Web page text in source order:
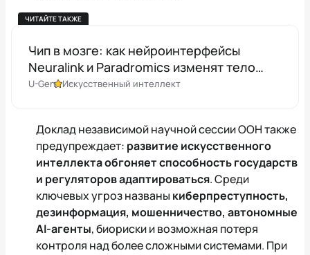
ЧИТАЙТЕ ТАКЖЕ
Чип в мозге: как нейроинтерфейсы
Neuralink и Paradromics изменят тело
человека
U-Gen Искусственный интеллект
Доклад независимой научной сессии ООН также
предупреждает: развитие искусственного
интеллекта обгоняет способность государств
и регуляторов адаптироваться. Среди
ключевых угроз названы киберпреступность,
дезинформация, мошенничество, автономные
AI-агенты, биориски и возможная потеря
контроля над более сложными системами. При